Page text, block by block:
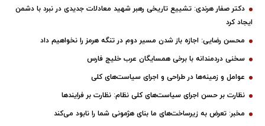
دکتر صفار هرندی: تشییع تاریخی رهبر شهید معادلات جدیدی در نبرد با دشمن
ایجاد کرد
محسن رضایی: اجازه باز شدن مسیر دوم در تنگه هرمز را نخواهیم داد
سخنی دردمندانه با برخی همسایگان عرب خلیج فارس
عوامل و زمینه‌ها در طراحی و اجرای سیاست‌های کلی
نظارت بر حسن اجرای سیاست‌های کلی نظام: نظارت بر فرایندها
مخبر: تعرض به زیرساخت‌های ما بنای هژمونی شما را نابود می‌کند